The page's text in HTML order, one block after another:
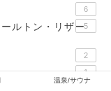
6
ルトン・リザー5
2
1
温泉/サウナ